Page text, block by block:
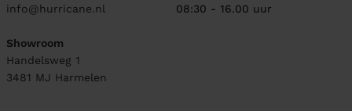
info@hurricane.nl
Showroom
Handelsweg 1
3481 MJ Harmelen
08:30 - 16.00 uur